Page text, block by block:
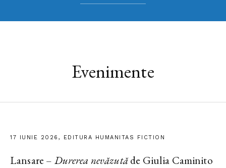
Evenimente
17 IUNIE 2026, EDITURA HUMANITAS FICTION
Lansare – Durerea nevăzutăde Giulia Caminito